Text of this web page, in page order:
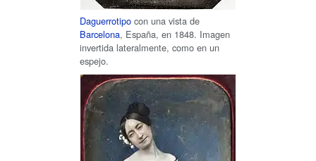
Daguerrotipo con una vista de
Barcelona, España, en 1848. Imagen
invertida lateralmente, como en un
espejo.